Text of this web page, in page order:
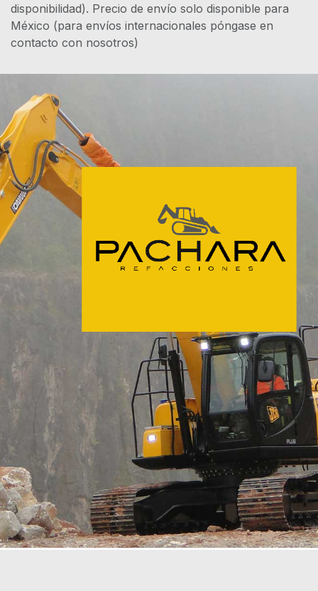
disponibilidad). Precio de envío solo disponible para
México (para envíos internacionales póngase en
contacto con nosotros)